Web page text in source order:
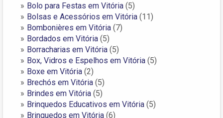
Bolo para Festas em Vitória (5)
Bolsas e Acessórios em Vitória (11)
Bombonières em Vitória (7)
Bordados em Vitória (5)
Borracharias em Vitória (5)
Box, Vidros e Espelhos em Vitória (5)
Boxe em Vitória (2)
Brechós em Vitória (5)
Brindes em Vitória (5)
Brinquedos Educativos em Vitória (5)
Brinquedos em Vitória (6)